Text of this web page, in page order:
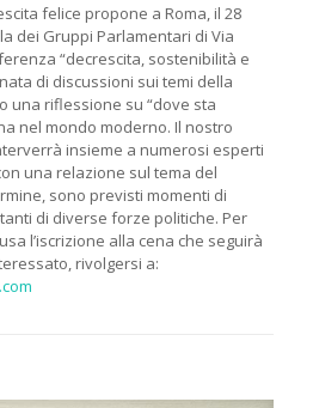
felice propone a Roma, il 28
dei Gruppi Parlamentari di Via
“decrescita, sostenibilità e
di discussioni sui temi della
una riflessione su “dove sta
nel mondo moderno. Il nostro
insieme a numerosi esperti
una relazione sul tema del
sono previsti momenti di
di diverse forze politiche. Per
l’iscrizione alla cena che seguirà
rivolgersi a: